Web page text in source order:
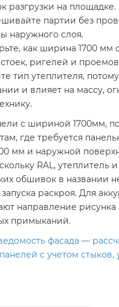
разгрузки на площадке.
партии без
наружного слоя.
как ширина 1700 мм
ригелей и
тип утеплителя,
и влияет на массу,
с шириной 1700мм,
где требуется
мм и наружной
RAL, утеплитель
обшивок в названии
раскроя. Для
направление рисунка
примыканий.
фасада —
с учетом